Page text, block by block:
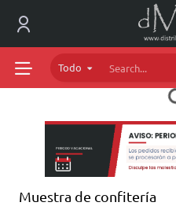
dMIX
Online
Todo
Search...
Muestra de confitería